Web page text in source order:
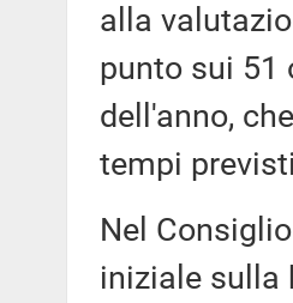
alla
punto sui 51
dell'anno,
tempi
Nel
iniziale sulla